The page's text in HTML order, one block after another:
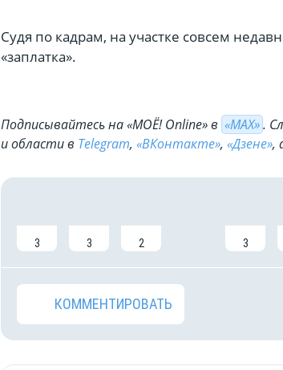
Судя по кадрам, на участке совсем
«заплатка».
Подписывайтесь на «МОЁ! Online» в «МАХ».
и области в Telegram, «ВКонтакте», «Дзене»,
3 3 2 3
КОММЕНТИРОВАТЬ